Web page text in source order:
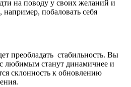
на поводу у своих желаний и
например, побаловать себя
преобладать стабильность. Вы
любимым станут динамичнее и
склонность к обновлению